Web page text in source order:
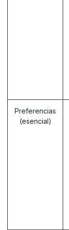
Preferencias
(esencial)